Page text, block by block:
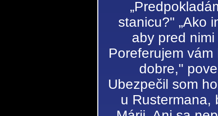
stanicu?" „Ako
aby pred
Poreferujem
dobre,"
Ubezpečil som
u Rustermana,